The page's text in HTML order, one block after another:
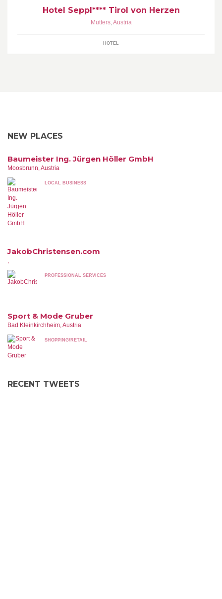
Hotel Seppl**** Tirol von Herzen
Mutters,Austria
HOTEL
NEW PLACES
Baumeister Ing. Jürgen Höller GmbH
Moosbrunn, Austria
LOCAL BUSINESS
JakobChristensen.com
,
PROFESSIONAL SERVICES
Sport & Mode Gruber
Bad Kleinkirchheim, Austria
SHOPPING/RETAIL
RECENT TWEETS